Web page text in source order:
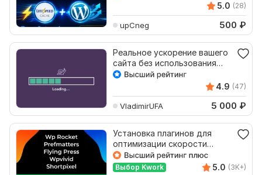
5.0 (28)
upCneg 500 ₽
Реальное ускорение вашего
сайта без использования
плагинов или модулей
4.9 (47)
VladimirUFA 5 000 ₽
Установка плагинов для
оптимизации скорости
сайта
Выбор Kwork 5.0 (3K+)